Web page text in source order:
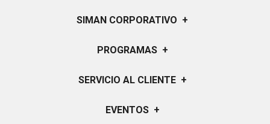
SIMAN CORPORATIVO +
Quiénes Somos
Sucursales
PROGRAMAS +
Certificados de Regalo
SERVICIO AL CLIENTE +
Preguntas Frecuentes
EVENTOS +